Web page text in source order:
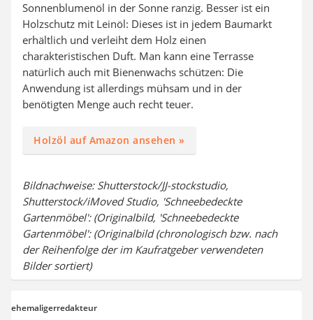
Sonnenblumenöl in der Sonne ranzig. Besser ist ein
Holzschutz mit Leinöl: Dieses ist in jedem Baumarkt
erhältlich und verleiht dem Holz einen
charakteristischen Duft. Man kann eine Terrasse
natürlich auch mit Bienenwachs schützen: Die
Anwendung ist allerdings mühsam und in der
benötigten Menge auch recht teuer.
Holzöl auf Amazon ansehen »
Bildnachweise: Shutterstock/JJ-stockstudio,
Shutterstock/iMoved Studio, 'Schneebedeckte
Gartenmöbel': (Originalbild, 'Schneebedeckte
Gartenmöbel': (Originalbild (chronologisch bzw. nach
der Reihenfolge der im Kaufratgeber verwendeten
Bilder sortiert)
ehemaligerredakteur